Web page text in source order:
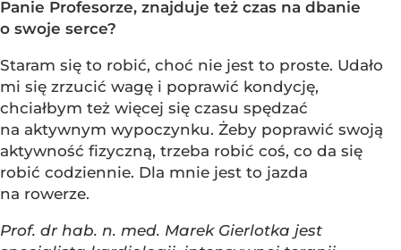
Panie Profesorze, znajduje też czas na dbanie
o swoje serce?
Staram się to robić, choć nie jest to proste. Udało
mi się zrzucić wagę i poprawić kondycję,
chciałbym też więcej się czasu spędzać
na aktywnym wypoczynku. Żeby poprawić swoją
aktywność fizyczną, trzeba robić coś, co da się
robić codziennie. Dla mnie jest to jazda
na rowerze.
Prof. dr hab. n. med. Marek Gierlotka jest